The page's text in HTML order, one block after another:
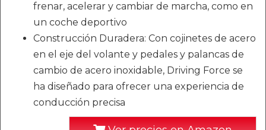
frenar, acelerar y cambiar de marcha, como en
un coche deportivo
Construcción Duradera: Con cojinetes de acero
en el eje del volante y pedales y palancas de
cambio de acero inoxidable, Driving Force se
ha diseñado para ofrecer una experiencia de
conducción precisa